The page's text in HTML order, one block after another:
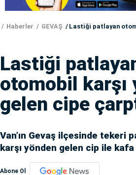
Haberler GEVAŞ Lastiği patlayan otomobil karşı
Lastiği
otomobil karşı
gelen cipe
Van’ın Gevaş ilçesinde tekeri
karşı yönden gelen cip ile
Abone Ol